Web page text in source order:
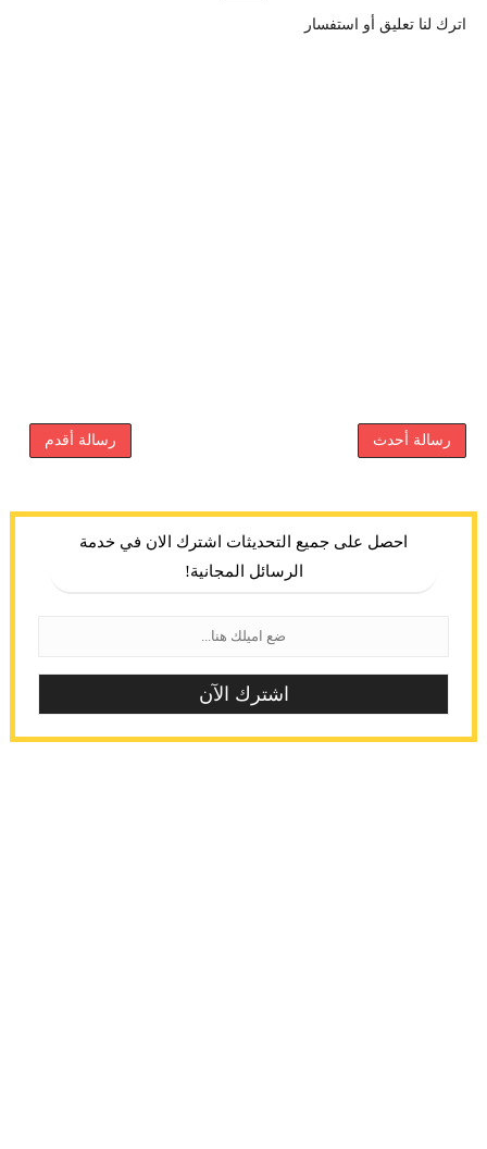
اترك لنا تعليق أو استفسار
رسالة أحدث رسالة أقدم
احصل على جميع التحديثات اشترك الان في خدمة
الرسائل المجانية!